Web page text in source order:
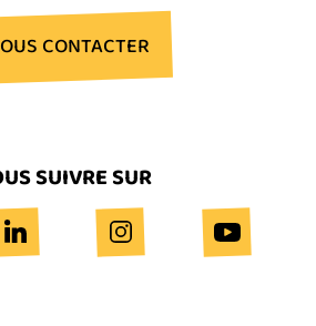
CONTACTER
SUIVRE SUR